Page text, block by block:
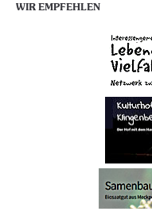
WIR EMPFEHLEN